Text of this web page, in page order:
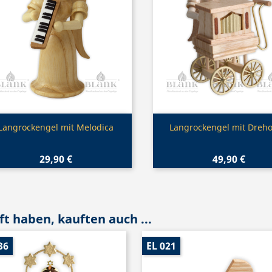
Vorschau
mit Melodica
29,90 €
Vorschau
Langrockengel mit
49,90 €
haben, kauften auch ...
EL 021